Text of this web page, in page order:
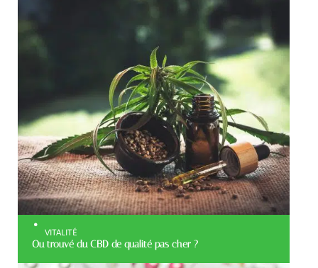
VITALITÉ
Ou trouvé du CBD de qualité pas cher ?